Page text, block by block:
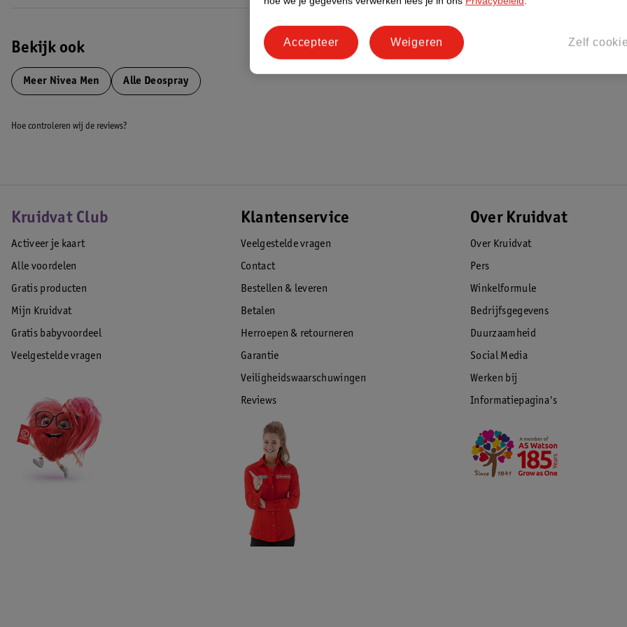
Bekijk ook
Meer Nivea Men Alle Deospray
Hoe controleren wij de reviews?
Kruidvat Club
Activeer je kaart
Alle voordelen
Gratis producten
Mijn Kruidvat
Gratis babyvoordeel
Veelgestelde vragen
Klantenservice
Veelgestelde vragen
Contact
Bestellen & leveren
Betalen
Herroepen & retourneren
Garantie
Veiligheidswaarschuwingen
Reviews
Over Kruidvat
Over Kruidvat
Pers
Winkelformule
Bedrijfsgegevens
Duurzaamheid
Social Media
Werken bij
Informatiepagina's
Zelf
Weigeren
Accepteer